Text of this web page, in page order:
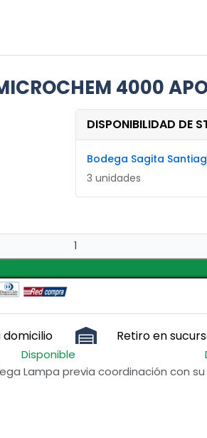
4000
DISPONIBILIDAD DE
Bodega Sagita
3 unidades
domicilio
Disponible
Retiro en
Lampa previa coordinación con